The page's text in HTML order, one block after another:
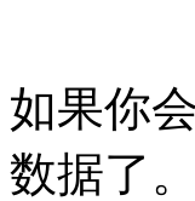
如果你
数据了。